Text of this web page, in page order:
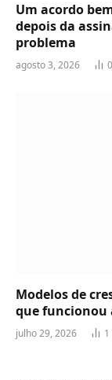
Um acordo
depois da
problema
agosto 3, 2026 0
Modelos de
que funcionou
julho 29, 2026 1